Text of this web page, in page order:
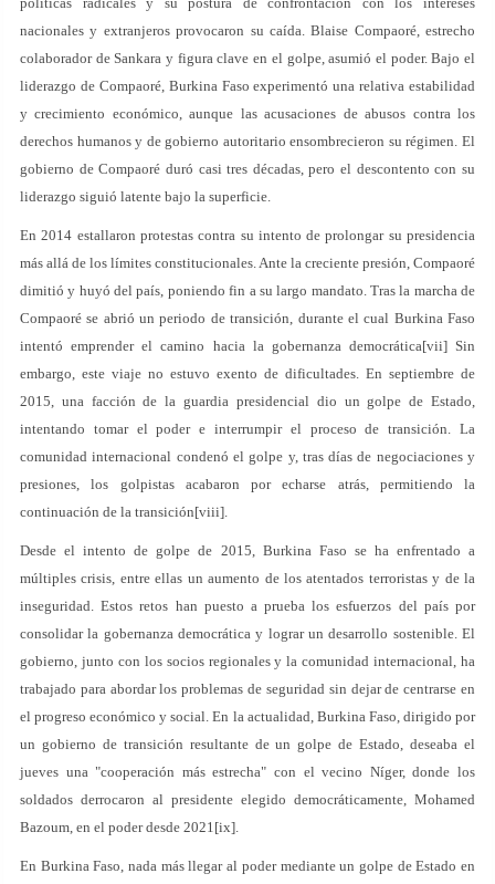
nacionales y extranjeros provocaron su caída. Blaise Compaoré, estrecho
colaborador de Sankara y figura clave en el golpe, asumió el poder. Bajo el
liderazgo de Compaoré, Burkina Faso experimentó una relativa estabilidad
y crecimiento económico, aunque las acusaciones de abusos contra los
derechos humanos y de gobierno autoritario ensombrecieron su régimen. El
gobierno de Compaoré duró casi tres décadas, pero el descontento con su
liderazgo siguió latente bajo la superficie.
En 2014 estallaron protestas contra su intento de prolongar su presidencia
más allá de los límites constitucionales. Ante la creciente presión, Compaoré
dimitió y huyó del país, poniendo fin a su largo mandato. Tras la marcha de
Compaoré se abrió un periodo de transición, durante el cual Burkina Faso
intentó emprender el camino hacia la gobernanza democrática[vii] Sin
embargo, este viaje no estuvo exento de dificultades. En septiembre de
2015, una facción de la guardia presidencial dio un golpe de Estado,
intentando tomar el poder e interrumpir el proceso de transición. La
comunidad internacional condenó el golpe y, tras días de negociaciones y
presiones, los golpistas acabaron por echarse atrás, permitiendo la
continuación de la transición[viii].
Desde el intento de golpe de 2015, Burkina Faso se ha enfrentado a
múltiples crisis, entre ellas un aumento de los atentados terroristas y de la
inseguridad. Estos retos han puesto a prueba los esfuerzos del país por
consolidar la gobernanza democrática y lograr un desarrollo sostenible. El
gobierno, junto con los socios regionales y la comunidad internacional, ha
trabajado para abordar los problemas de seguridad sin dejar de centrarse en
el progreso económico y social. En la actualidad, Burkina Faso, dirigido por
un gobierno de transición resultante de un golpe de Estado, deseaba el
jueves una "cooperación más estrecha" con el vecino Níger, donde los
soldados derrocaron al presidente elegido democráticamente, Mohamed
Bazoum, en el poder desde 2021[ix].
En Burkina Faso, nada más llegar al poder mediante un golpe de Estado en